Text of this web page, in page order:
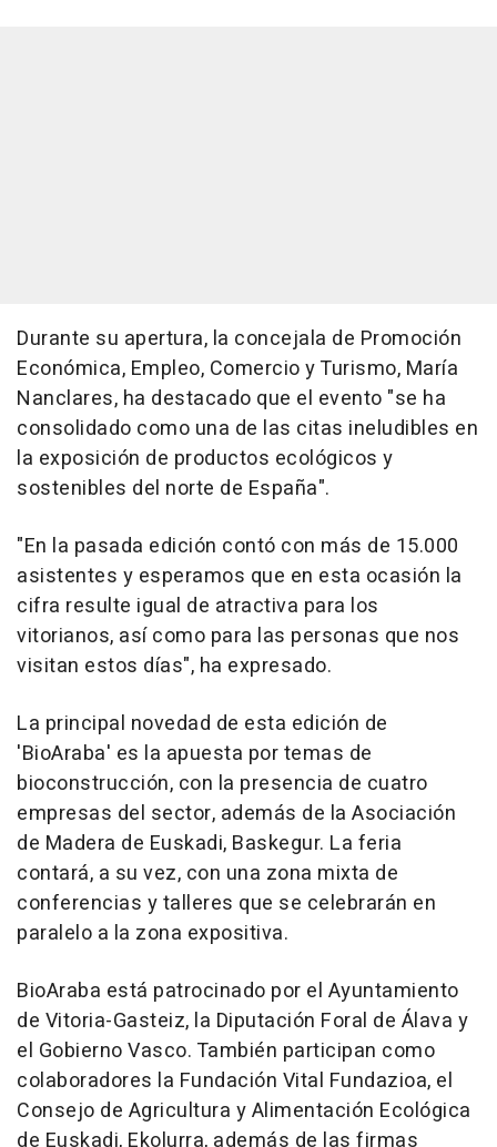
Durante su apertura, la concejala de Promoción
Económica, Empleo, Comercio y Turismo, María
Nanclares, ha destacado que el evento "se ha
consolidado como una de las citas ineludibles en
la exposición de productos ecológicos y
sostenibles del norte de España".
"En la pasada edición contó con más de 15.000
asistentes y esperamos que en esta ocasión la
cifra resulte igual de atractiva para los
vitorianos, así como para las personas que nos
visitan estos días", ha expresado.
La principal novedad de esta edición de
'BioAraba' es la apuesta por temas de
bioconstrucción, con la presencia de cuatro
empresas del sector, además de la Asociación
de Madera de Euskadi, Baskegur. La feria
contará, a su vez, con una zona mixta de
conferencias y talleres que se celebrarán en
paralelo a la zona expositiva.
BioAraba está patrocinado por el Ayuntamiento
de Vitoria-Gasteiz, la Diputación Foral de Álava y
el Gobierno Vasco. También participan como
colaboradores la Fundación Vital Fundazioa, el
Consejo de Agricultura y Alimentación Ecológica
de Euskadi, Ekolurra, además de las firmas